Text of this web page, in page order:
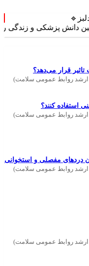
پزشکی و زندگی روزمره ⚕️
قرار می‌دهد؟
روابط عمومی سلامت)
استفاده کنند؟
روابط عمومی سلامت)
دردهای مفصلی و استخوانی
روابط عمومی سلامت)
روابط عمومی سلامت)